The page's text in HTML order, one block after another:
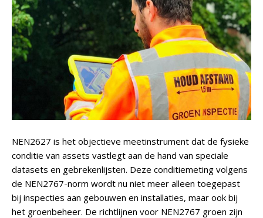
NEN2627 is het objectieve meetinstrument dat de fysieke
conditie van assets vastlegt aan de hand van speciale
datasets en gebrekenlijsten. Deze conditiemeting volgens
de NEN2767-norm wordt nu niet meer alleen toegepast
bij inspecties aan gebouwen en installaties, maar ook bij
het groenbeheer. De richtlijnen voor NEN2767 groen zijn